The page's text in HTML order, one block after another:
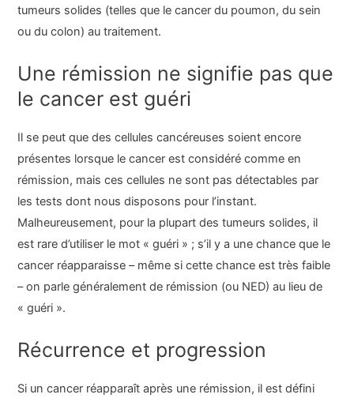
tumeurs solides (telles que le cancer du poumon, du sein
ou du colon) au traitement.
Une rémission ne signifie pas que
le cancer est guéri
Il se peut que des cellules cancéreuses soient encore
présentes lorsque le cancer est considéré comme en
rémission, mais ces cellules ne sont pas détectables par
les tests dont nous disposons pour l’instant.
Malheureusement, pour la plupart des tumeurs solides, il
est rare d’utiliser le mot « guéri » ; s’il y a une chance que le
cancer réapparaisse – même si cette chance est très faible
– on parle généralement de rémission (ou NED) au lieu de
« guéri ».
Récurrence et progression
Si un cancer réapparaît après une rémission, il est défini